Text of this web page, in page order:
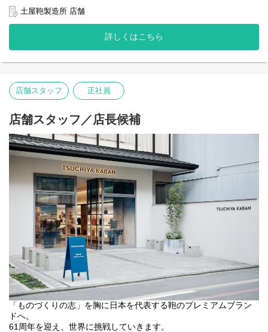
にその旨ご相談ください。
【当社取り扱いブランド】
https://tsuchiya-kaban.jp/
https://objcts.io/
https://tsuchiya-randoseru.jp/
▼grirose
【業務内容】
●数値管理（売上・予実・KPI）
●スタッフ育成・マネジメント
●接客・販売 ・お客様の製品メンテナンス
●店内ディスプレイ/VMD業務
●在庫管理
【キャリアパス（一例）】
ジメントに関わるキャリア
●スペシャリスト： 接客のスペシャリストとして人材育成などを
担うキャリア
●店舗でのご経験を活かして企画やVMDなど他部門へのキャリアチ
ェンジ（異動実績あり）
【土屋鞄の特徴】
当社はセールを行いません。長く愛していただける製品だからこ
そ、1年を通して適正な価値でお届けしています。
また自社で一貫して製造～販売まで行うSPA企業のため、その価値
（価格）を自分たちで設定できるのも強みです。
本当に価値のある製品に、店舗での忘れられない体験を通してさ
らなる付加価値を生み出し、お客さまへお届けしています。
KABAN店舗では顧客様の愛用品をメンテナンスするなどお客様と
の長いお付き合いも醍醐味です。
【勤務地について】
全国31店舗（ランドセル専門店、革鞄/小物専門店、複合店）へ異
動の可能性があります。
地域限定正社員をご希望の場合は応募時にその旨記載ください。
土屋鞄製造所 店舗
詳しくはこちら
店舗スタッフ 正社員
店舗スタッフ／店長候補
「ものづくりの志」を胸に日本を代表する鞄のプレミアムブラン
ドへ。
61周年を迎え、世界に挑戦していきます。